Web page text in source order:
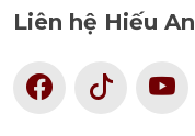
Liên hệ Hiếu An